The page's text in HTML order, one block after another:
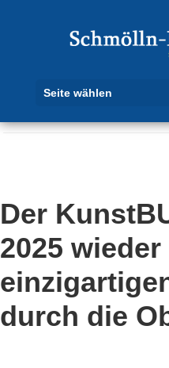
Seite wählen
Der
2025
durch die